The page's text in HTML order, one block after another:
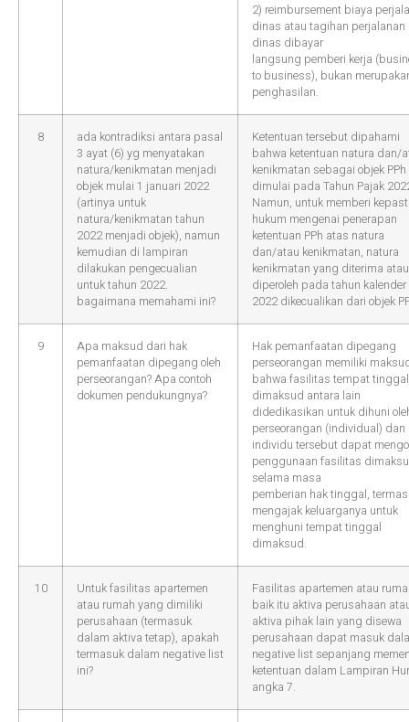
2) reimbursement biaya
dinas atau tagihan perjalanan
dinas dibayar
langsung pemberi kerja
to business), bukan
penghasilan.
8
ada kontradiksi antara pasal
3 ayat (6) yg menyatakan
natura/kenikmatan menjadi
objek mulai 1 januari 2022
(artinya untuk
natura/kenikmatan tahun
2022 menjadi objek), namun
kemudian di lampiran
dilakukan pengecualian
untuk tahun 2022.
bagaimana memahami ini?
Ketentuan tersebut dipahami
bahwa ketentuan natura dan/
kenikmatan sebagai objek PPh
dimulai pada Tahun Pajak
Namun, untuk memberi
hukum mengenai penerapan
ketentuan PPh atas natura
dan/atau kenikmatan, natura
kenikmatan yang diterima atau
diperoleh pada tahun kalender
2022 dikecualikan dari objek
9
Apa maksud dari hak
pemanfaatan dipegang oleh
perseorangan? Apa contoh
dokumen pendukungnya?
Hak pemanfaatan dipegang
perseorangan memiliki
bahwa fasilitas tempat tinggal
dimaksud antara lain
didedikasikan untuk dihuni
perseorangan (individual) dan
individu tersebut dapat
penggunaan fasilitas
selama masa
pemberian hak tinggal,
mengajak keluarganya untuk
menghuni tempat tinggal
dimaksud.
10
Untuk fasilitas apartemen
atau rumah yang dimiliki
perusahaan (termasuk
dalam aktiva tetap), apakah
termasuk dalam negative list
ini?
Fasilitas apartemen atau
baik itu aktiva perusahaan
aktiva pihak lain yang disewa
perusahaan dapat masuk
negative list sepanjang
ketentuan dalam Lampiran
angka 7.